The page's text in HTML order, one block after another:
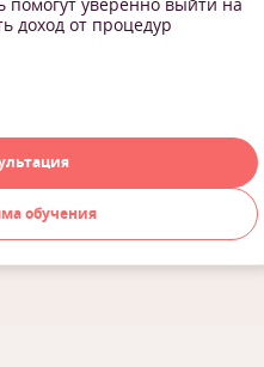
доход от процедур
обучения